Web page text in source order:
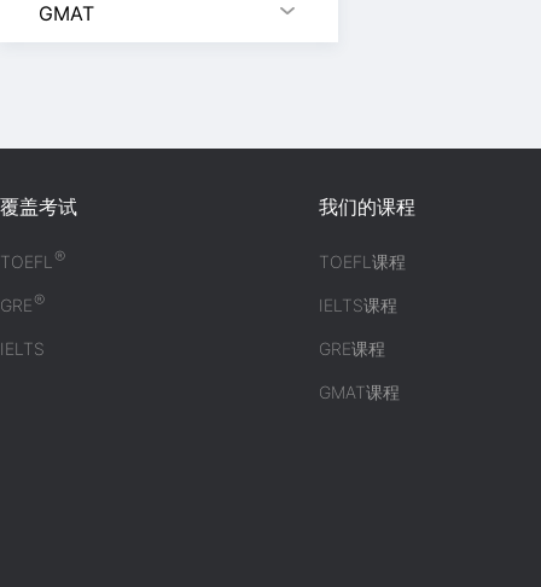
GMAT
覆盖考试
TOEFL®
GRE®
IELTS
我们的课程
TOEFL课程
IELTS课程
GRE课程
GMAT课程